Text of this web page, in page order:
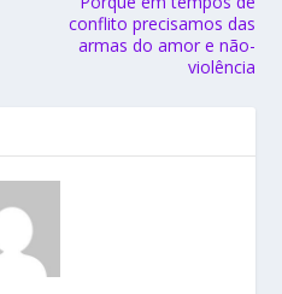
conflito precisamos das
armas do amor e não-
violência